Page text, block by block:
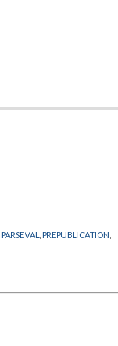
,PARSEVAL ,PREPUBLICATION